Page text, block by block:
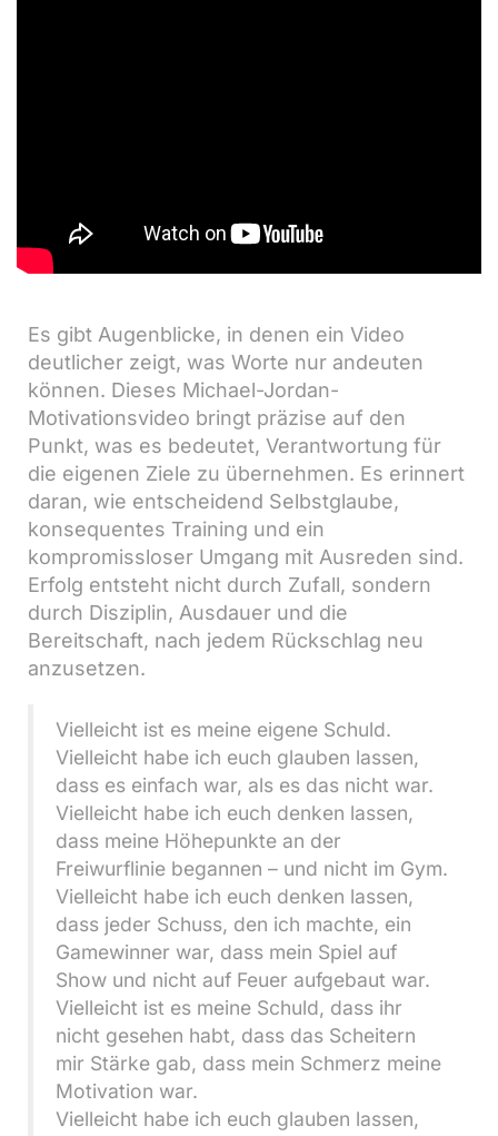
Es gibt Augenblicke, in denen ein Video
deutlicher zeigt, was Worte nur andeuten
können. Dieses Michael-Jordan-
Motivationsvideo bringt präzise auf den
Punkt, was es bedeutet, Verantwortung für
die eigenen Ziele zu übernehmen. Es erinnert
daran, wie entscheidend Selbstglaube,
konsequentes Training und ein
kompromissloser Umgang mit Ausreden sind.
Erfolg entsteht nicht durch Zufall, sondern
durch Disziplin, Ausdauer und die
Bereitschaft, nach jedem Rückschlag neu
anzusetzen.
Vielleicht ist es meine eigene Schuld.
Vielleicht habe ich euch glauben lassen,
dass es einfach war, als es das nicht war.
Vielleicht habe ich euch denken lassen,
dass meine Höhepunkte an der
Freiwurflinie begannen – und nicht im Gym.
Vielleicht habe ich euch denken lassen,
dass jeder Schuss, den ich machte, ein
Gamewinner war, dass mein Spiel auf
Show und nicht auf Feuer aufgebaut war.
Vielleicht ist es meine Schuld, dass ihr
nicht gesehen habt, dass das Scheitern
mir Stärke gab, dass mein Schmerz meine
Motivation war.
Vielleicht habe ich euch glauben lassen,